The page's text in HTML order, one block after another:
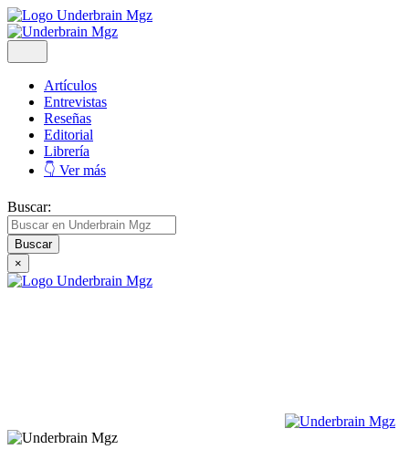
Artículos
Entrevistas
Reseñas
Editorial
Librería
👇 Ver más
Buscar:
×